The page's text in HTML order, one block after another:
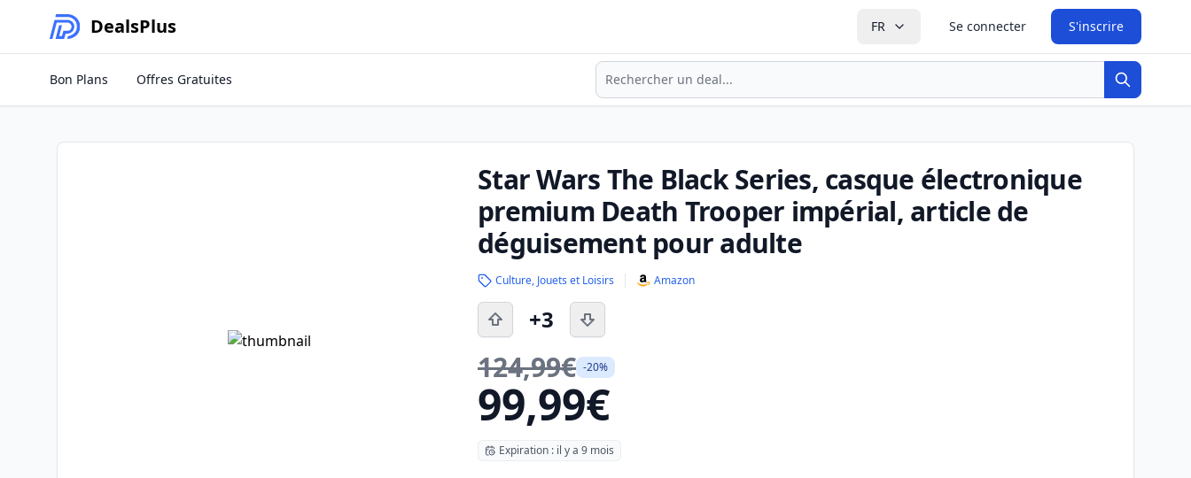
DealsPlus FR Se connecter S'inscrire
Recherche
Recherche
Bon Plans Offres Gratuites
Star Wars The Black Series, casque électronique
premium Death Trooper impérial, article de
déguisement pour adulte
Culture, Jouets et Loisirs Amazon
+3
124,99€ -20%
99,99€
Expiration : il y a 9 mois